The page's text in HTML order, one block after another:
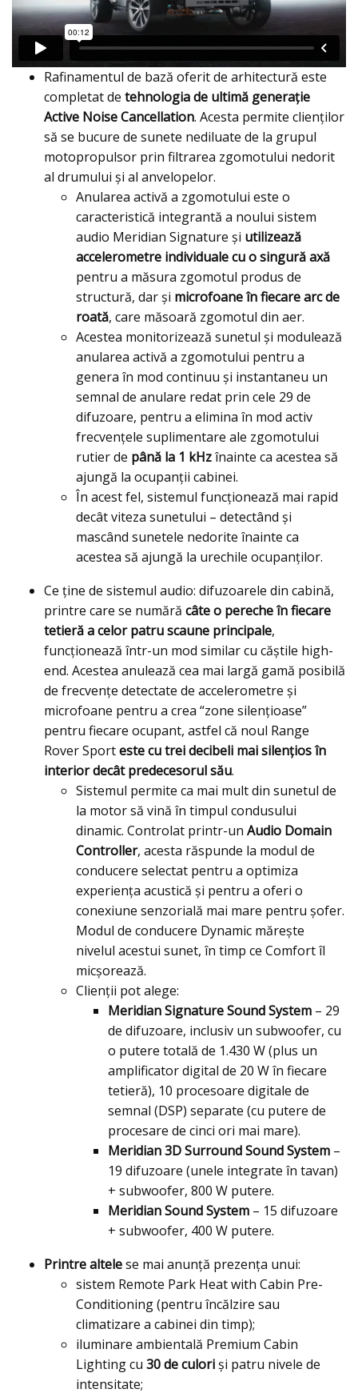
Rafinamentul de bază oferit de arhitectură este
completat de tehnologia de ultimă generație
Active Noise Cancellation. Acesta permite clienților
să se bucure de sunete nediluate de la grupul
motopropulsor prin filtrarea zgomotului nedorit
al drumului și al anvelopelor.
Anularea activă a zgomotului este o
caracteristică integrantă a noului sistem
audio Meridian Signature și utilizează
accelerometre individuale cu o singură axă
pentru a măsura zgomotul produs de
structură, dar şi microfoane în fiecare arc de
roată, care măsoară zgomotul din aer.
Acestea monitorizează sunetul și modulează
anularea activă a zgomotului pentru a
genera în mod continuu și instantaneu un
semnal de anulare redat prin cele 29 de
difuzoare, pentru a elimina în mod activ
frecvențele suplimentare ale zgomotului
rutier de până la 1 kHzînainte ca acestea să
ajungă la ocupanții cabinei.
În acest fel, sistemul funcționează mai rapid
decât viteza sunetului – detectând și
mascând sunetele nedorite înainte ca
acestea să ajungă la urechile ocupanților.
Ce ţine de sistemul audio: difuzoarele din cabină,
printre care se numără câte o pereche în fiecare
tetieră a celor patru scaune principale,
funcționează într-un mod similar cu căștile high-
end. Acestea anulează cea mai largă gamă posibilă
de frecvențe detectate de accelerometre și
microfoane pentru a crea “zone silențioase”
pentru fiecare ocupant, astfel că noul Range
Rover Sporteste cu trei decibeli mai silențios în
interior decât predecesorul său.
Sistemul permite ca mai mult din sunetul de
la motor să vină în timpul condusului
dinamic. Controlat printr-un Audio Domain
Controller, acesta răspunde la modul de
conducere selectat pentru a optimiza
experiența acustică și pentru a oferi o
conexiune senzorială mai mare pentru șofer.
Modul de conducere Dynamic măreşte
nivelul acestui sunet, în timp ce Comfort îl
micşorează.
Clienții pot alege:
Meridian Signature Sound System – 29
de difuzoare, inclusiv un subwoofer, cu
o putere totală de 1.430 W (plus un
amplificator digital de 20 W în fiecare
tetieră), 10 procesoare digitale de
semnal (DSP) separate (cu putere de
procesare de cinci ori mai mare).
Meridian 3D Surround Sound System –
19 difuzoare (unele integrate în tavan)
+ subwoofer, 800 W putere.
Meridian Sound System – 15 difuzoare
+ subwoofer, 400 W putere.
Printre altelese mai anunţă prezenţa unui:
sistem Remote Park Heat with Cabin Pre-
Conditioning (pentru încălzire sau
climatizare a cabinei din timp);
iluminare ambientală Premium Cabin
Lighting cu 30 de culorişi patru nivele de
intensitate;